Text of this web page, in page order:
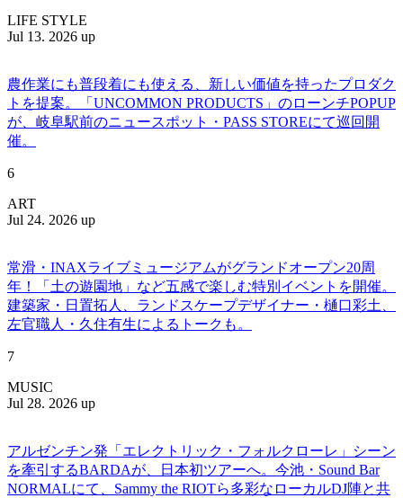
LIFE STYLE
Jul 13. 2026 up
農作業にも普段着にも使える、新しい価値を持ったプロダク
トを提案。「UNCOMMON PRODUCTS」のローンチPOPUP
が、岐阜駅前のニュースポット・PASS STOREにて巡回開
催。
6
ART
Jul 24. 2026 up
常滑・INAXライブミュージアムがグランドオープン20周
年！「土の遊園地」など五感で楽しむ特別イベントを開催。
建築家・日置拓人、ランドスケープデザイナー・樋口彩土、
左官職人・久住有生によるトークも。
7
MUSIC
Jul 28. 2026 up
アルゼンチン発「エレクトリック・フォルクローレ」シーン
を牽引するBARDAが、日本初ツアーへ。今池・Sound Bar
NORMALにて、Sammy the RIOTら多彩なローカルDJ陣と共